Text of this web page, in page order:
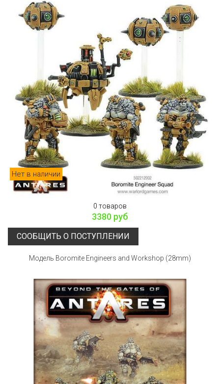
Нет в наличии
0 товаров
3380 руб
СООБЩИТЬ О ПОСТУПЛЕНИИ
Модель Boromite Engineers and Workshop (28mm)